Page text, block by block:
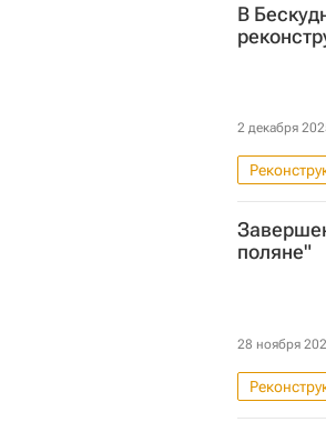
В
2 декабря
Комплекс
Мосгаз
поляне"
28 ноября